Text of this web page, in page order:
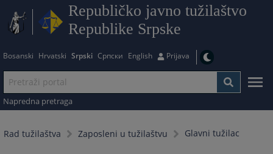
Republičko javno tužilaštvo
Republike Srpske
Bosanski Hrvatski Srpski Српски English Prijava
Napredna pretraga
Rad tužilaštva Zaposleni u tužilaštvu Glavni tužilac